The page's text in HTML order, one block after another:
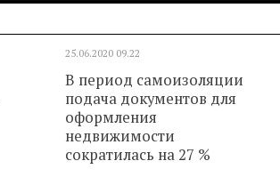
25.06.2020 09.22
В период самоизоляции
подача документов для
оформления
недвижимости
сократилась на 27 %